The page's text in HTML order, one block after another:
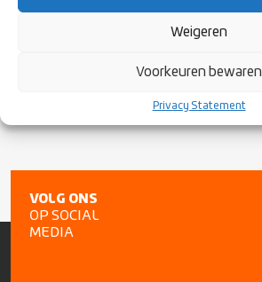
Weigeren
Voorkeuren bewaren
Privacy Statement
Volg de EPCR Challenge Cup hier:
VOLG ONS
OP SOCIAL
MEDIA